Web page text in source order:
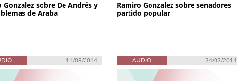
Gonzalez sobre De Andrés y
de Araba
Ramiro Gonzalez sobre senadores
partido popular
11/03/2014 AUDIO 24/02/2014